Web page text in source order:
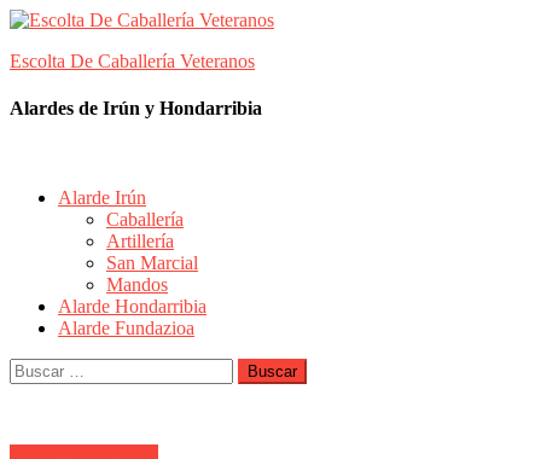
Skip
content
Escolta De Caballería Veteranos
Alardes de Irún y Hondarribia
Alarde Irún
Caballería
Artillería
San Marcial
Mandos
Alarde Hondarribia
Alarde Fundazioa
Buscar: